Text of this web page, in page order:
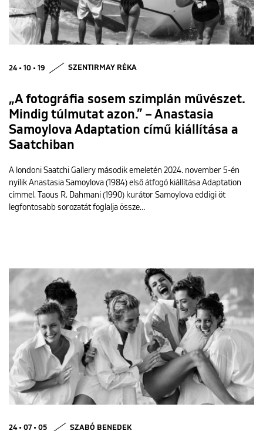
24 • 10 • 19 SZENTIRMAY RÉKA
„A fotográfia sosem szimplán művészet.
Mindig túlmutat azon.” – Anastasia
Samoylova Adaptation című kiállítása a
Saatchiban
A londoni Saatchi Gallery második emeletén 2024. november 5-én
nyílik Anastasia Samoylova (1984) első átfogó kiállítása Adaptation
címmel. Taous R. Dahmani (1990) kurátor Samoylova eddigi öt
legfontosabb sorozatát foglalja össze…
24 • 07 • 05 SZABÓ BENEDEK